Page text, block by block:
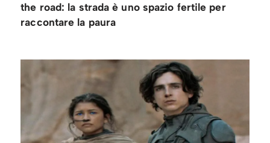
the road: la strada è uno spazio fertile per
raccontare la paura